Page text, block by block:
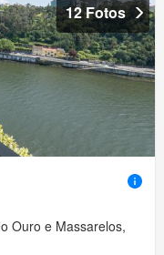
12 Fotos
Ouro e Massarelos,